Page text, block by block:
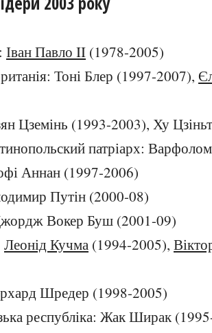
Іван Павло II (1978-2005)
Тоні Блер (1997-2007),
Цземінь (1993-2003), Ху
патріарх:
Аннан (1997-2006)
Путін (2000-08)
Вокер Буш (2001-09)
Леонід Кучма (1994-2005),
Шредер (1998-2005)
республіка: Жак Ширак